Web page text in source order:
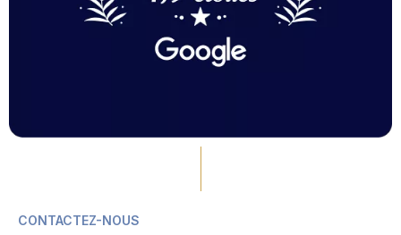
CONTACTEZ-NOUS